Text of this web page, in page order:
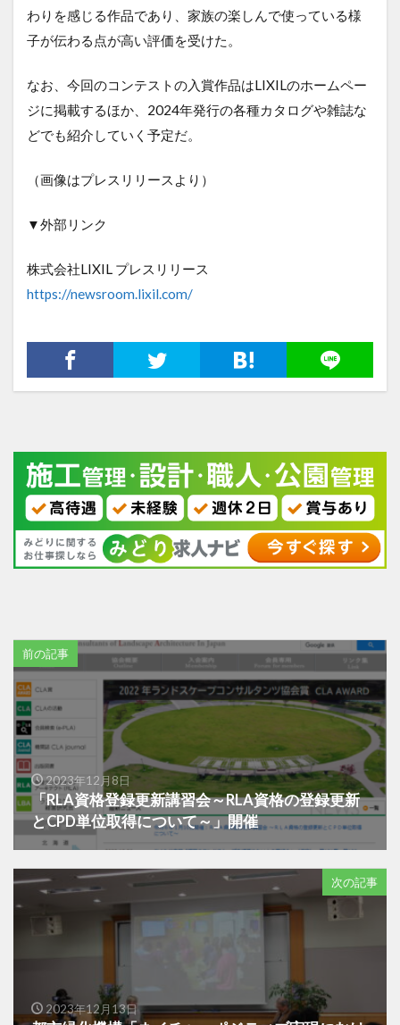
わりを感じる作品であり、家族の楽しんで使っている様
子が伝わる点が高い評価を受けた。
なお、今回のコンテストの入賞作品はLIXILのホームペー
ジに掲載するほか、2024年発行の各種カタログや雑誌な
どでも紹介していく予定だ。
（画像はプレスリリースより）
▼外部リンク
株式会社LIXIL プレスリリース
https://newsroom.lixil.com/
前の記事
2023年12月8日
「RLA資格登録更新講習会～RLA資格の登録更新
とCPD単位取得について～」開催
次の記事
2023年12月13日